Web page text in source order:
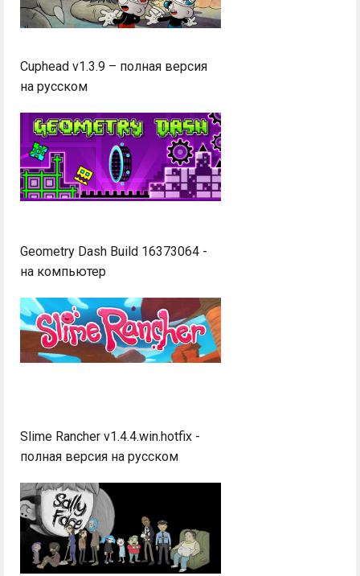
Cuphead v1.3.9 – полная версия
на русском
Geometry Dash Build 16373064 -
на компьютер
Slime Rancher v1.4.4.win.hotfix -
полная версия на русском